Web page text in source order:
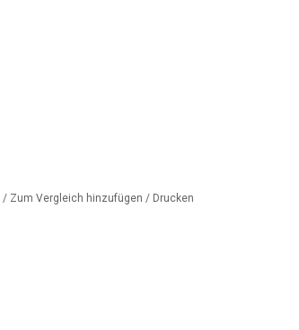
/ Zum Vergleich hinzufügen / Drucken